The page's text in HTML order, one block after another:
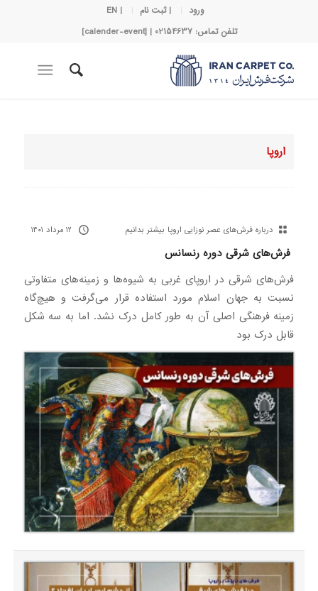
ورود | ثبت نام
| EN
تلفن تماس: 02154637 | [calender-event]
اروپا
درباره فرش‌های عصر نوزایی اروپا بیشتر بدانیم ۱۲ مرداد ۱۴۰۱
فرش‌های شرقی دوره رنسانس
فرش‌های شرقی در اروپای غربی به شیوه‌ها و زمینه‌های متفاوتی
نسبت به جهان اسلام مورد استفاده قرار می‌گرفت و هیچ‌گاه
زمینه فرهنگی اصلی آن به طور کامل درک نشد. اما به سه شکل
قابل درک بود